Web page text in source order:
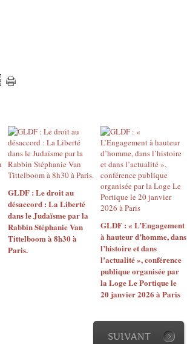
GLDF : Le droit au
désaccord : La Liberté
dans le Judaïsme par la
Rabbin Stéphanie Van
Tittelboom à 8h30 à
Paris.
GLDF : « L’Engagement
à hauteur d’homme, dans
l’histoire et dans
l’actualité », conférence
publique organisée par
la Loge Le Portique le
20 janvier 2026 à Paris
SUIVANT